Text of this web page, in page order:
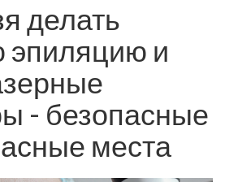
делать
эпиляцию и
- безопасные
места